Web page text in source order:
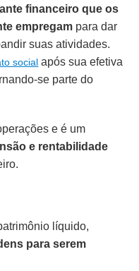
financeiro que os
empregam para dar
suas atividades.
socialapós sua efetiva
se parte do
e é um
e rentabilidade
líquido,
para serem